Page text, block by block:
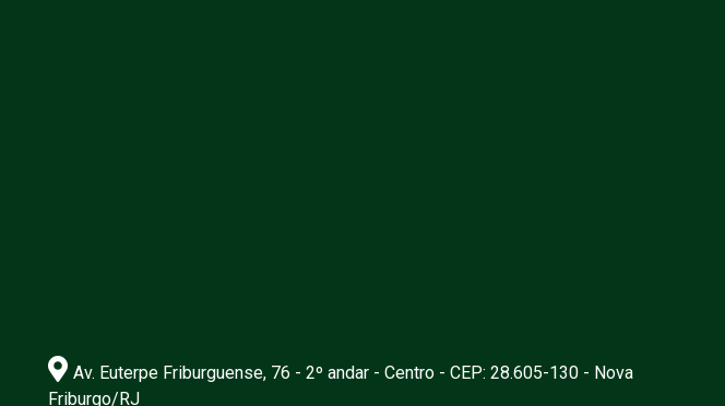
Av. Euterpe Friburguense, 76 - 2º andar - Centro - CEP: 28.605-130 - Nova
Friburgo/RJ